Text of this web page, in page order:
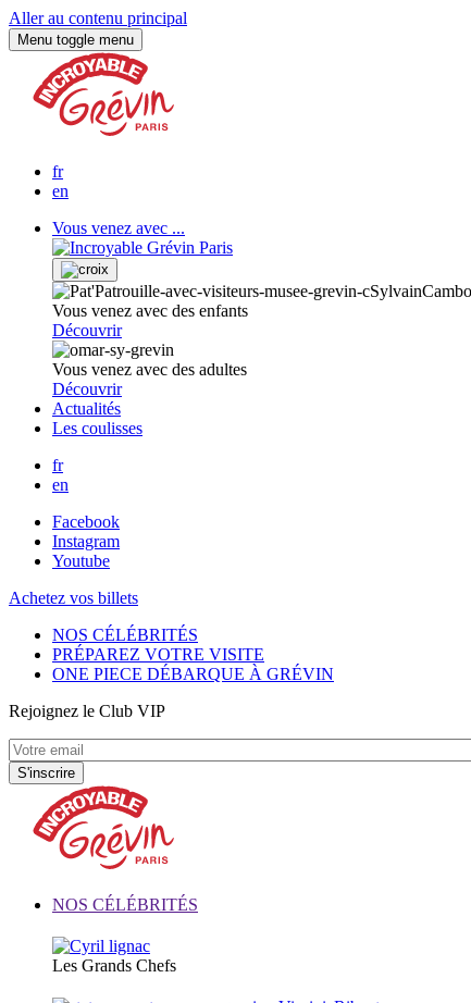
Aller au contenu principal
Menu toggle menu
fr
en
Vous venez avec ...
Vous venez avec des enfants
Découvrir
Vous venez avec des adultes
Découvrir
Actualités
Les coulisses
fr
en
Facebook
Instagram
Youtube
Achetez vos billets
NOS CÉLÉBRITÉS
PRÉPAREZ VOTRE VISITE
ONE PIECE DÉBARQUE À GRÉVIN
Rejoignez le Club VIP
NOS CÉLÉBRITÉS
Les Grands Chefs